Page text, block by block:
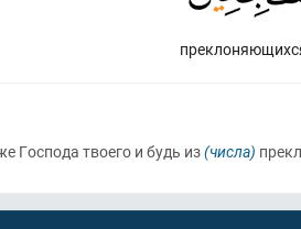
Господа твоего и будь из(числа)